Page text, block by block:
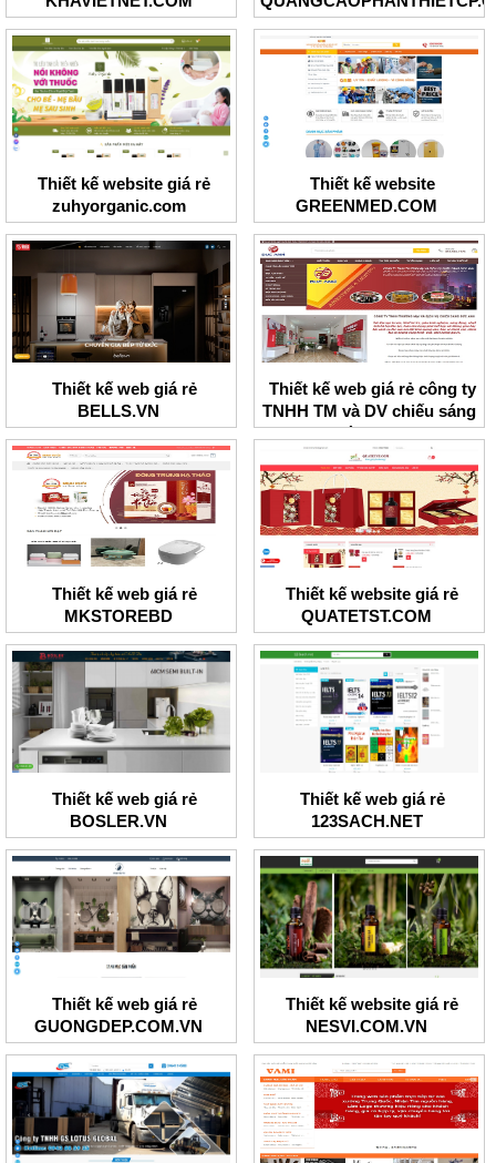
Thiết kế website giá rẻ
zuhyorganic.com
Thiết kế website
GREENMED.COM
Thiết kế web giá rẻ
BELLS.VN
Thiết kế web giá rẻ công ty
TNHH TM và DV chiếu sáng
Đức Anh
Thiết kế web giá rẻ
MKSTOREBD
Thiết kế website giá rẻ
QUATETST.COM
Thiết kế web giá rẻ
BOSLER.VN
Thiết kế web giá rẻ
123SACH.NET
Thiết kế web giá rẻ
GUONGDEP.COM.VN
Thiết kế website giá rẻ
NESVI.COM.VN